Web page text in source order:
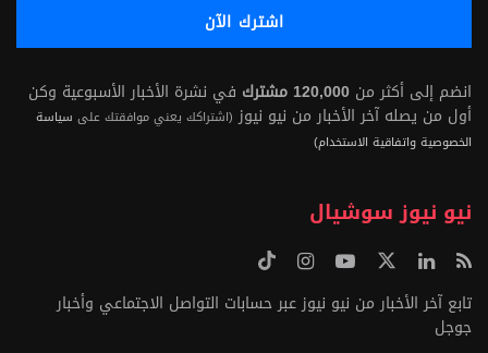
انضم إلى أكثر من 120,000 مشترك
في نشرة الأخبار الأسبوعية وكن
أول من يصله آخر الأخبار من نيو نيوز (اشتراكك يعني موافقتك على سياسة
الخصوصية واتفاقية الاستخدام)
نيو نيوز سوشيال
تابع آخر الأخبار من نيو نيوز عبر حسابات التواصل الاجتماعي وأخبار
جوجل